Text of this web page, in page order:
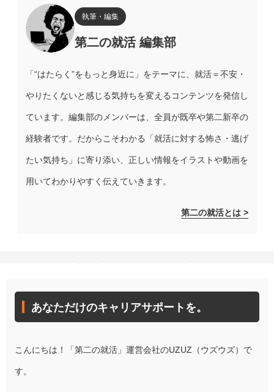
執筆・編集
第二の就活 編集部
「“はたらく”をもっと身近に」をテーマに、就活＝不安・
やりたくないと感じる気持ちを変えるコンテンツを発信し
ています。編集部のメンバーは、全員が既卒や第二新卒の
経験者です。だからこそわかる「就活に対する怖さ・逃げ
たい気持ち」に寄り添い、正しい情報をイラストや動画を
用いてわかりやすく伝えていきます。
第二の就活とは >
あなただけのキャリアサポートを。
こんにちは！「第二の就活」運営会社のUZUZ（ウズウズ）で
す。